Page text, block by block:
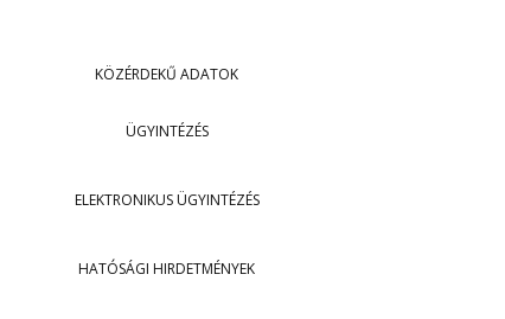
KÖZÉRDEKŰ ADATOK
ÜGYINTÉZÉS
ELEKTRONIKUS ÜGYINTÉZÉS
HATÓSÁGI HIRDETMÉNYEK